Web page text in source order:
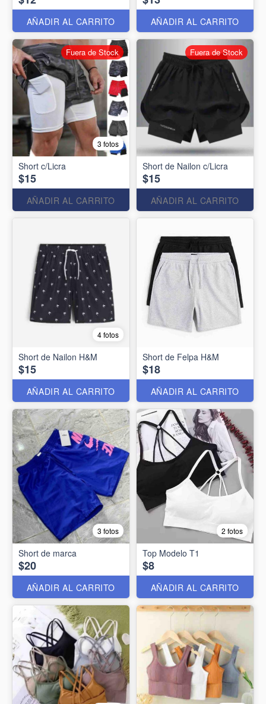
AÑADIR AL CARRITO AÑADIR AL CARRITO
3 fotos
Short c/Licra
$15
AÑADIR AL CARRITO
Fuera de Stock
Short de Nailon c/Licra
$15
AÑADIR AL CARRITO
Fuera de Stock
4 fotos
Short de Nailon H&M
$15
AÑADIR AL CARRITO
Short de Felpa H&M
$18
AÑADIR AL CARRITO
3 fotos
Short de marca
$20
AÑADIR AL CARRITO
2 fotos
Top Modelo T1
$8
AÑADIR AL CARRITO